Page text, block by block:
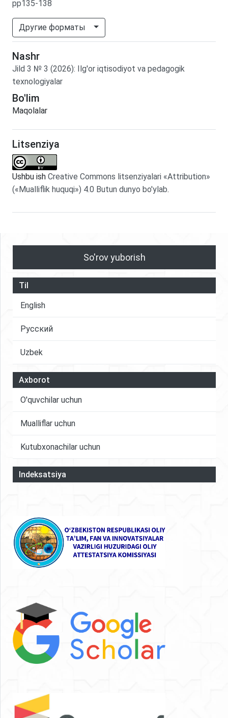
pp135-138
Другие форматы
Nashr
Jild 3 № 3 (2026): Ilg'or iqtisodiyot va pedagogik
texnologiyalar
Bo'lim
Maqolalar
Litsenziya
Ushbu ish Creative Commons litsenziyalari «Attribution»
(«Mualliflik huquqi») 4.0 Butun dunyo bo'ylab.
So'rov yuborish
Til
English
Русский
Uzbek
Axborot
O'quvchilar uchun
Mualliflar uchun
Kutubxonachilar uchun
Indeksatsiya